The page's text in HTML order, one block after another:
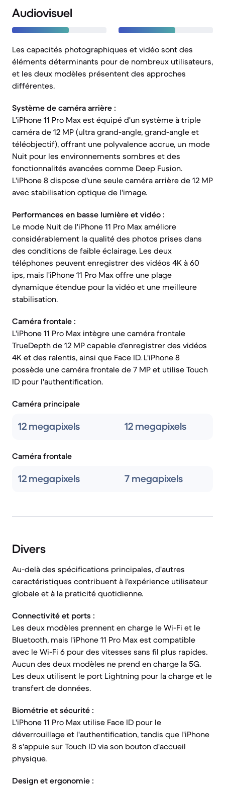
Audiovisuel
Les capacités photographiques et vidéo sont des
éléments déterminants pour de nombreux utilisateurs,
et les deux modèles présentent des approches
différentes.
Système de caméra arrière :
L'iPhone 11 Pro Max est équipé d'un système à triple
caméra de 12 MP (ultra grand-angle, grand-angle et
téléobjectif), offrant une polyvalence accrue, un mode
Nuit pour les environnements sombres et des
fonctionnalités avancées comme Deep Fusion.
L'iPhone 8 dispose d'une seule caméra arrière de 12 MP
avec stabilisation optique de l'image.
Performances en basse lumière et vidéo :
Le mode Nuit de l'iPhone 11 Pro Max améliore
considérablement la qualité des photos prises dans
des conditions de faible éclairage. Les deux
téléphones peuvent enregistrer des vidéos 4K à 60
ips, mais l'iPhone 11 Pro Max offre une plage
dynamique étendue pour la vidéo et une meilleure
stabilisation.
Caméra frontale :
L'iPhone 11 Pro Max intègre une caméra frontale
TrueDepth de 12 MP capable d'enregistrer des vidéos
4K et des ralentis, ainsi que Face ID. L'iPhone 8
possède une caméra frontale de 7 MP et utilise Touch
ID pour l'authentification.
Caméra principale
12 megapixels 12 megapixels
Caméra frontale
12 megapixels 7 megapixels
Divers
Au-delà des spécifications principales, d'autres
caractéristiques contribuent à l'expérience utilisateur
globale et à la praticité quotidienne.
Connectivité et ports :
Les deux modèles prennent en charge le Wi-Fi et le
Bluetooth, mais l'iPhone 11 Pro Max est compatible
avec le Wi-Fi 6 pour des vitesses sans fil plus rapides.
Aucun des deux modèles ne prend en charge la 5G.
Les deux utilisent le port Lightning pour la charge et le
transfert de données.
Biométrie et sécurité :
L'iPhone 11 Pro Max utilise Face ID pour le
déverrouillage et l'authentification, tandis que l'iPhone
8 s'appuie sur Touch ID via son bouton d'accueil
physique.
Design et ergonomie :